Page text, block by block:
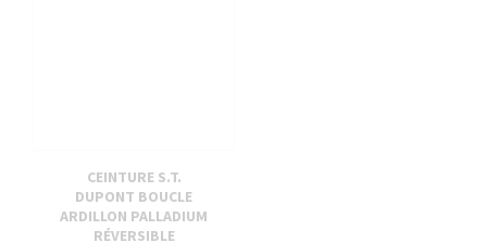
CEINTURE S.T.
DUPONT BOUCLE
ARDILLON PALLADIUM
RÉVERSIBLE